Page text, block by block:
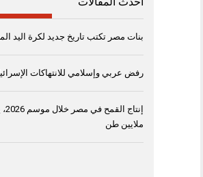
بنات مصر تكتب تاريخ جديد لكرة اليد
رفض عربي وإسلامي للانتهاكات
ملايين طن